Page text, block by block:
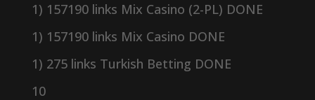
1) 157190 links Mix Casino (2-PL) DONE
1) 157190 links Mix Casino DONE
1) 275 links Turkish Betting DONE
10